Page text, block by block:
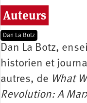
Auteurs
Dan La Botz
Dan La Botz,
historien et
autres, de What
Revolution: A